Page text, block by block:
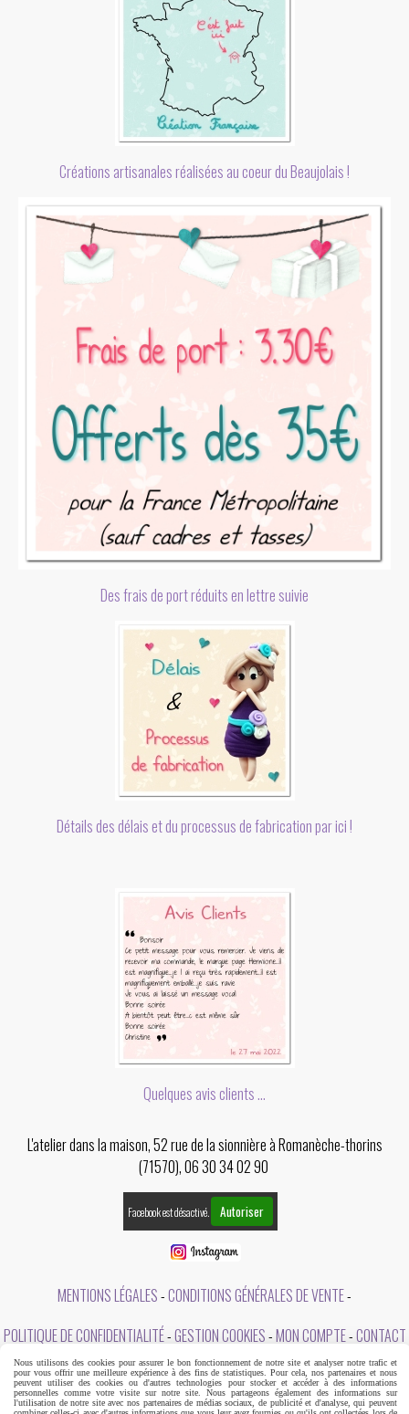
Créations artisanales réalisées au coeur du Beaujolais !
Des frais de port réduits en lettre suivie
Détails des délais et du processus de fabrication par ici !
Quelques avis clients ...
L'atelier dans la maison, 52 rue de la sionnière à Romanèche-thorins
(71570), 06 30 34 02 90
Facebook est désactivé. Autoriser
MENTIONS LÉGALES CONDITIONS GÉNÉRALES DE VENTE
POLITIQUE DE CONFIDENTIALITÉ GESTION COOKIES MON COMPTE CONTACT
A PROPOS DE L'ATELIER DANS LA MAISON
Nous utilisons des cookies pour assurer le bon fonctionnement de notre site et analyser notre trafic et
pour vous offrir une meilleure expérience à des fins de statistiques. Pour cela, nos partenaires et nous
peuvent utiliser des cookies ou d'autres technologies pour stocker et accéder à des informations
personnelles comme votre visite sur notre site. Nous partageons également des informations sur
l'utilisation de notre site avec nos partenaires de médias sociaux, de publicité et d'analyse, qui peuvent